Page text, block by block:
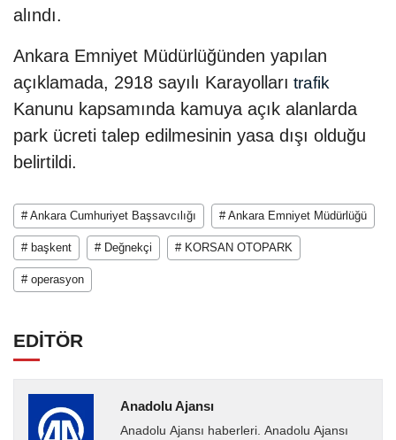
alındı.
Ankara Emniyet Müdürlüğünden yapılan
açıklamada, 2918 sayılı Karayolları trafik
Kanunu kapsamında kamuya açık alanlarda
park ücreti talep edilmesinin yasa dışı olduğu
belirtildi.
# Ankara Cumhuriyet Başsavcılığı # Ankara Emniyet Müdürlüğü
# başkent # Değnekçi # KORSAN OTOPARK
# operasyon
EDİTÖR
Anadolu Ajansı
Anadolu Ajansı haberleri. Anadolu Ajansı